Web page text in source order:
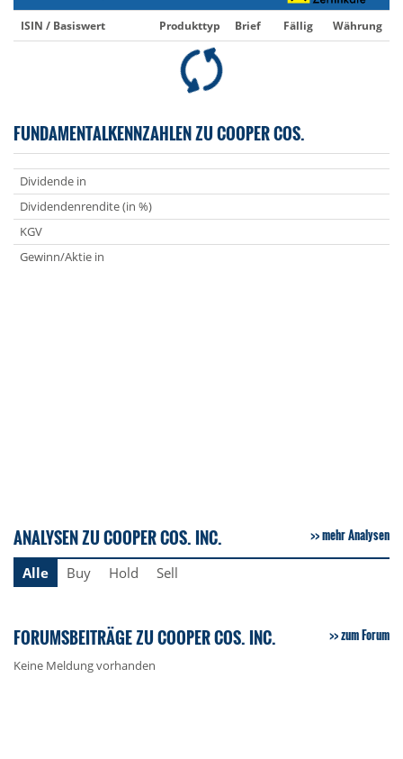
ISIN / Basiswert Produkttyp Brief Fällig Währung
FUNDAMENTALKENNZAHLEN ZU COOPER COS.
Dividende in
Dividendenrendite (in %)
KGV
Gewinn/Aktie in
ANALYSEN ZU COOPER COS. INC. mehr Analysen
Alle Buy Hold Sell
FORUMSBEITRÄGE ZU COOPER COS. INC. zum Forum
Keine Meldung vorhanden